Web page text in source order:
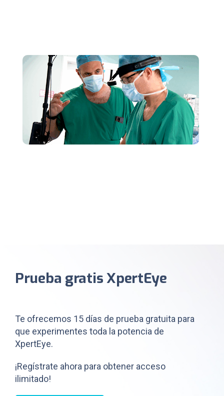
Prueba gratis XpertEye
Te ofrecemos 15 días de prueba gratuita para
que experimentes toda la potencia de
XpertEye.
¡Regístrate ahora para obtener acceso
ilimitado!